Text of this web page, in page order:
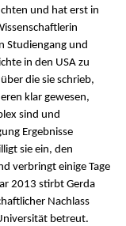
und hat erst in
Studiengang und
in den USA zu
die sie schrieb,
klar gewesen,
sind und
Ergebnisse
sie ein, den
verbringt einige Tage
2013 stirbt Gerda
Nachlass
betreut.